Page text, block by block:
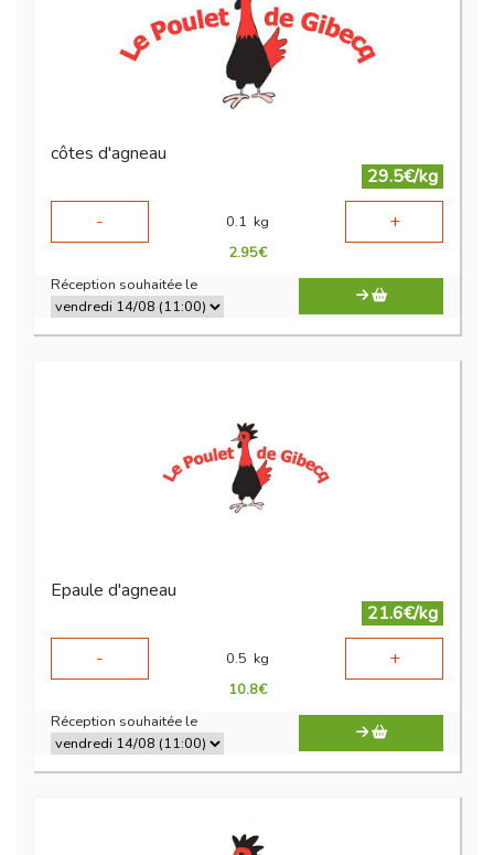
côtes d'agneau
29.5€/kg
-
0.1 kg +
2.95€
Réception souhaitée le
Epaule d'agneau
21.6€/kg
-
0.5 kg +
10.8€
Réception souhaitée le